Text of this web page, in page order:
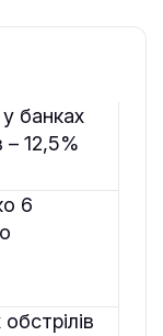
банках
– 12,5%
6